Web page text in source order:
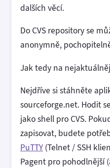
dalších věcí.
Do CVS repository se
anonymně,
Jak tedy na
Nejdříve si stáhněte
sourceforge.net. Hodit
jako shell pro CVS.
zapisovat, budete
PuTTY(Telnet / SSH
Pagent pro pohodlnější